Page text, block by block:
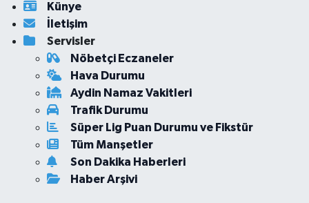
Künye
İletişim
Servisler
Nöbetçi Eczaneler
Hava Durumu
Aydin Namaz Vakitleri
Trafik Durumu
Süper Lig Puan Durumu ve Fikstür
Tüm Manşetler
Son Dakika Haberleri
Haber Arşivi